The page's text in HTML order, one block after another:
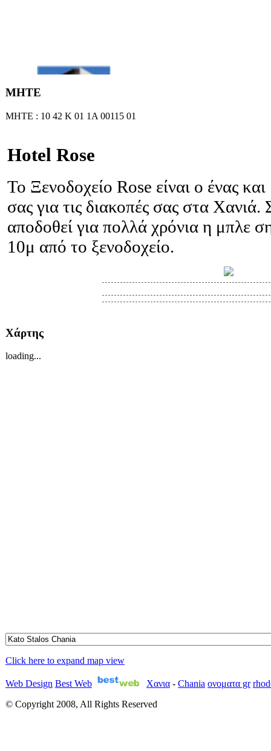
γυμναστήριο και μπιλιάρδο.
ΜΗΤΕ
ΜΗΤΕ : 10 42 Κ 01 1Α 00115 01
Hotel Rose
Το Ξενοδοχείο Rose είναι ο ένας
σας για τις διακοπές σας στα Χανιά.
αποδοθεί για πολλά χρόνια η μπλε
10μ από το ξενοδοχείο.
Χάρτης
loading...
Click here to expand map view
Web Design Best Web Χανια - Chania ονοματα gr
© Copyright 2008, All Rights Reserved